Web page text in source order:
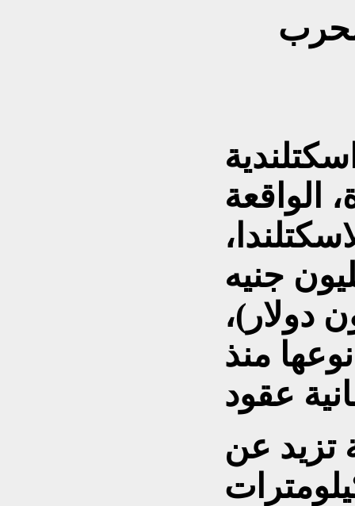
الواقعة
بسعر 5.5 مليون جنيه
7.44 مليون دولار)،
منذ
تزيد عن
بطول 5 كيلومترات